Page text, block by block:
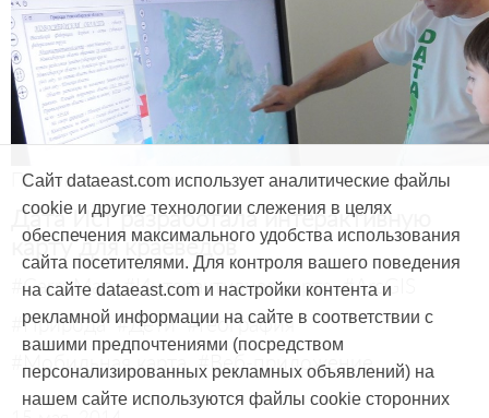
Продукты и услуги
Дата Ист разработала интерактивную
карту для краеведов
#CarryMap #Интерактивная карта #ArcGIS
#Природа #Дети #География
#Мобильная карта #Веб-приложение
Сайт dataeast.com использует аналитические файлы
cookie и другие технологии слежения в целях
обеспечения максимального удобства использования
сайта посетителями. Для контроля вашего поведения
на сайте dataeast.com и настройки контента и
рекламной информации на сайте в соответствии с
вашими предпочтениями (посредством
персонализированных рекламных объявлений) на
нашем сайте используются файлы cookie сторонних